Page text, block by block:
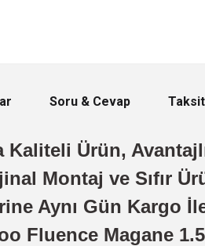
Soru & Cevap
Kaliteli Ürün,
Montaj ve Sıfır
Aynı Gün Kargo
Fluence Magane